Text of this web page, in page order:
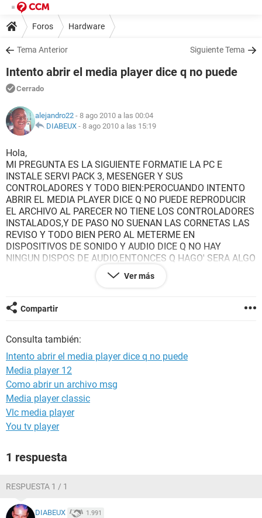
Foros Hardware
Tema Anterior Siguiente Tema
Intento abrir el media player dice q no puede
Cerrado
alejandro22 - 8 ago 2010 a las 00:04
DIABEUX - 8 ago 2010 a las 15:19
Hola,
MI PREGUNTA ES LA SIGUIENTE FORMATIE LA PC E
INSTALE SERVI PACK 3, MESENGER Y SUS
CONTROLADORES Y TODO BIEN:PEROCUANDO INTENTO
ABRIR EL MEDIA PLAYER DICE Q NO PUEDE REPRODUCIR
EL ARCHIVO AL PARECER NO TIENE LOS CONTROLADORES
INSTALADOS,Y DE PASO NO SUENAN LAS CORNETAS LAS
REVISO Y TODO BIEN PERO AL METERME EN
DISPOSITIVOS DE SONIDO Y AUDIO DICE Q NO HAY
NINGUN DISPOS DE AUDIO,ENTONCES Q HAGO' SERA ALGO
SE SALE Y DICE ASI:IDT HIGHT DEFINITION CODEC?DONDE
ESTAN LOS CONTROLADORES?POR FAVOR
Ver más
Compartir
Consulta también:
Intento abrir el media player dice q no puede
Media player 12
Como abrir un archivo msg
Media player classic
Vlc media player
You tv player
1 respuesta
RESPUESTA 1 / 1
DIABEUX 1.991